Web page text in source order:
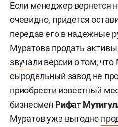
Если менеджер вернется
очевидно, придется
передав его в надежные
Муратова продать активы
звучали версии о том,
сыродельный завод не
приобрести известный
бизнесмен Рифат
Муратов уже выгодно